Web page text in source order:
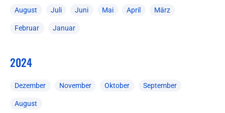
August Juli Juni Mai April März
Februar Januar
2024
Dezember November Oktober September
August